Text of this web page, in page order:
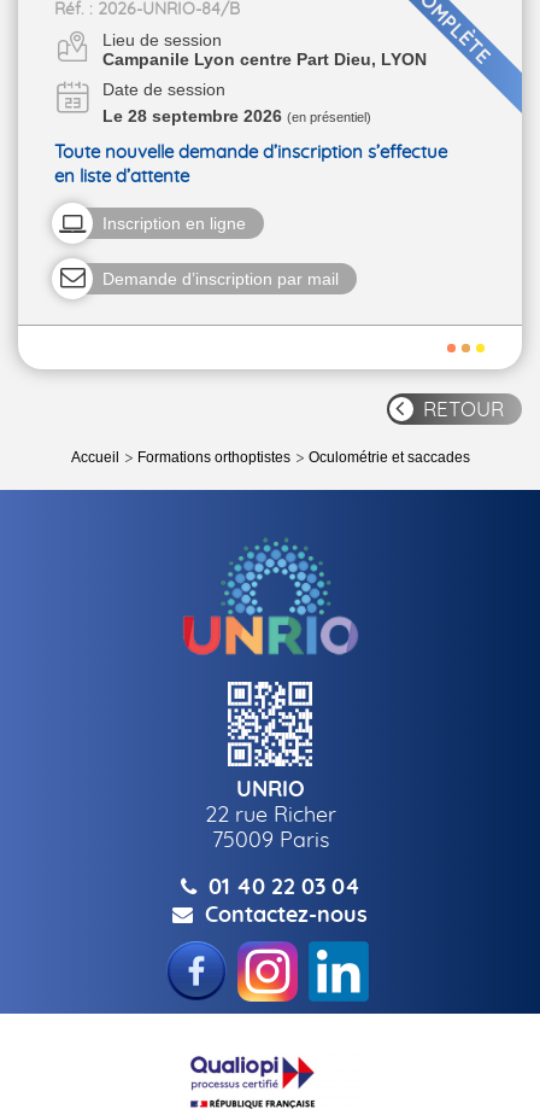
Réf. : 2026-UNRIO-84/B
Lieu de session
Campanile Lyon centre Part Dieu, LYON
Date de session
Le 28 septembre 2026 (en présentiel)
Toute nouvelle demande d’inscription s’effectue
en liste d’attente
Inscription en ligne
Demande d’inscription par mail
RETOUR
Accueil Formations orthoptistes Oculométrie et saccades
UNRIO
22 rue Richer
75009 Paris
01 40 22 03 04
Contactez-nous